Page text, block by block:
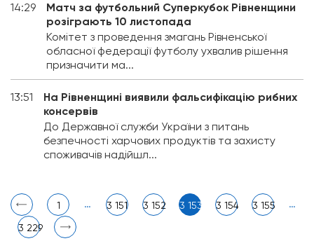
14:29
Матч за футбольний Суперкубок Рівненщини
розіграють 10 листопада
Комітет з проведення змагань Рівненської
обласної федерації футболу ухвалив рішення
призначити ма...
13:51
На Рівненщині виявили фальсифікацію рибних
консервів
До Державної служби України з питань
безпечності харчових продуктів та захисту
споживачів надійшл...
1 … 3 151 3 152 3 153 3 154 3 155 …
3 229